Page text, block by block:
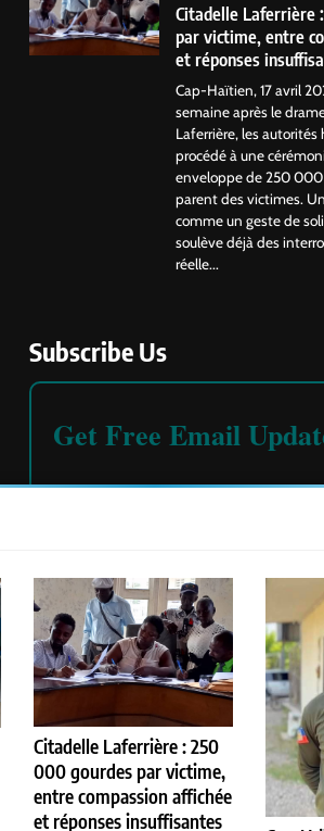
Citadelle Laferrière : 250
000 gourdes par victime,
entre compassion affichée
et réponses insuffisantes
Citadelle Laferrière
par victime, entre
et réponses
Cap-Haïtien, 17 avril
semaine après le
Laferrière, les
procédé à une
enveloppe de 250 000
parent des victimes.
comme un geste de
soulève déjà des
réelle...
Subscribe Us
Get Free Email
Please read ourterms and conditions